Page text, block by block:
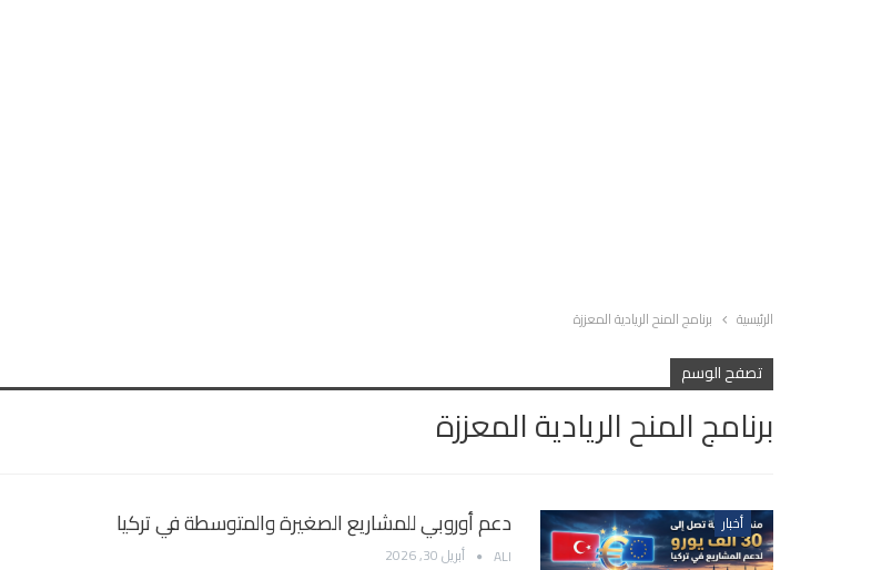
الرئيسية برنامج المنح الريادية المعززة
تصفح الوسم
برنامج المنح الريادية المعززة
أخبار دعم أوروبي للمشاريع الصغيرة والمتوسطة في تركيا
ALI أبريل 30, 2026